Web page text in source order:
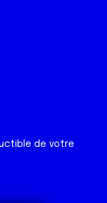
de votre